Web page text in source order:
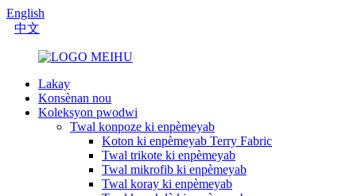
English
中文
Lakay
Konsènan nou
Koleksyon pwodwi
Twal konpoze ki enpèmeyab
Koton ki enpèmeyab Terry Fabric
Twal trikote ki enpèmeyab
Twal mikrofib ki enpèmeyab
Twal koray ki enpèmeyab